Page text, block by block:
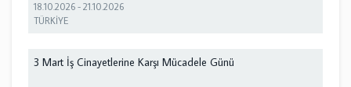
18.10.2026 -21.10.2026
TÜRKİYE
3 Mart İş Cinayetlerine Karşı Mücadele Günü